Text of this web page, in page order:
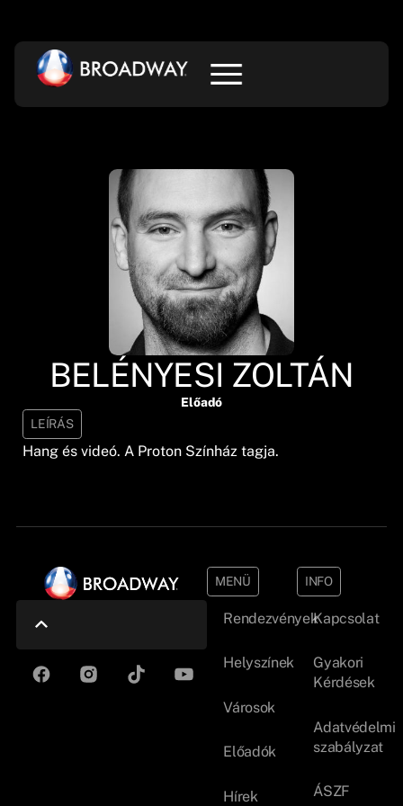
BELÉNYESI ZOLTÁN
Előadó
LEÍRÁS
Hang és videó. A Proton Színház tagja.
MENÜ
Rendezvények
Helyszínek
Városok
Előadók
Hírek
INFO
Kapcsolat
Gyakori
Kérdések
Adatvédelmi
szabályzat
ÁSZF